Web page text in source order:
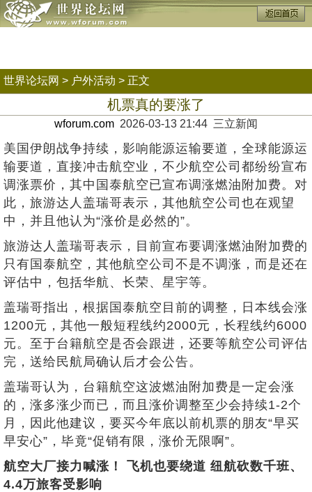
世界论坛网 > 户外活动 > 正文
机票真的要涨了
wforum.com 2026-03-13 21:44 三立新闻
美国伊朗战争持续，影响能源运输要道，全球能源运
输要道，直接冲击航空业，不少航空公司都纷纷宣布
调涨票价，其中国泰航空已宣布调涨燃油附加费。对
此，旅游达人盖瑞哥表示，其他航空公司也在观望
中，并且他认为“涨价是必然的”。
旅游达人盖瑞哥表示，目前宣布要调涨燃油附加费的
只有国泰航空，其他航空公司不是不调涨，而是还在
评估中，包括华航、长荣、星宇等。
盖瑞哥指出，根据国泰航空目前的调整，日本线会涨
1200元，其他一般短程线约2000元，长程线约6000
元。至于台籍航空是否会跟进，还要等航空公司评估
完，送给民航局确认后才会公告。
盖瑞哥认为，台籍航空这波燃油附加费是一定会涨
的，涨多涨少而已，而且涨价调整至少会持续1-2个
月，因此他建议，要买今年底以前机票的朋友“早买
早安心”，毕竟“促销有限，涨价无限啊”。
航空大厂接力喊涨！ 飞机也要绕道 纽航砍数千班、
4.4万旅客受影响